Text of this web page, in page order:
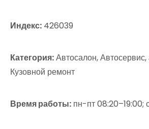
Индекс: 426039
Категория:Автосалон, Автосервис,
Кузовной ремонт
Время работы: пн-пт 08:20–19:00;